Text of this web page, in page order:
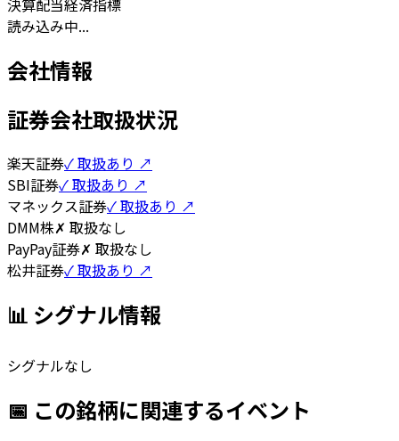
決算配当経済指標
読み込み中...
会社情報
証券会社取扱状況
楽天証券✓ 取扱あり ↗
SBI証券✓ 取扱あり ↗
マネックス証券✓ 取扱あり ↗
DMM株✗ 取扱なし
PayPay証券✗ 取扱なし
松井証券✓ 取扱あり ↗
📊 シグナル情報
シグナルなし
📅 この銘柄に関連するイベント